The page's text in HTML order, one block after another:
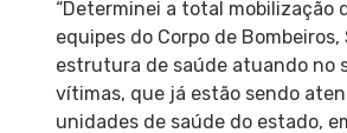
“Determinei a total mobilização
equipes do Corpo de Bombeiros,
estrutura de saúde atuando no
vítimas, que já estão sendo
unidades de saúde do estado,